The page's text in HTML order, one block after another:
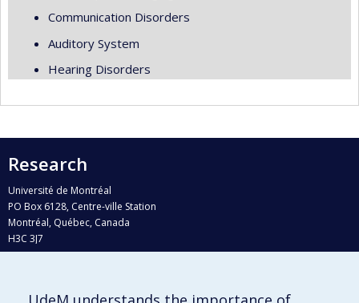
Communication Disorders
Auditory System
Hearing Disorders
Research
Université de Montréal
PO Box 6128, Centre-ville Station
Montréal, Québec, Canada
H3C 3J7